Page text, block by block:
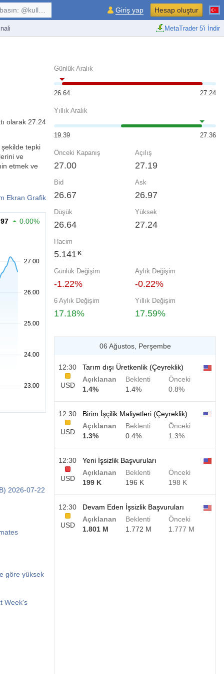
MetaTrader 5'i İndir
$sembol, ... Giriş yap Hesap oluştur
olarak 27.24
şekilde tepki
ve
etmek ve
Ekran Grafik
0.00%
2026-07-22
göre yüksek
Week's
Günlük Aralık
26.64 27.24
Yıllık Aralık
19.39 27.36
Önceki Kapanış
27.00
Açılış
27.19
Bid
26.67
Ask
26.97
Düşük
26.64
Yüksek
27.24
Hacim
5.141 K
Günlük Değişim
-1.22%
Aylık Değişim
-0.22%
6 Aylık Değişim
17.18%
Yıllık Değişim
17.59%
06 Ağustos, Perşembe
12:30
USD
Tarım dışı Üretkenlik (Çeyreklik)
Açıklanan
1.4%
Beklenti
1.4%
Önceki
0.8%
12:30
USD
Birim İşçilik Maliyetleri (Çeyreklik)
Açıklanan
1.3%
Beklenti
0.4%
Önceki
1.3%
12:30
USD
Yeni İşsizlik Başvuruları
Açıklanan
199 K
Beklenti
196 K
Önceki
198 K
12:30
USD
Devam Eden İşsizlik Başvuruları
Açıklanan
1.801 M
Beklenti
1.772 M
Önceki
1.777 M